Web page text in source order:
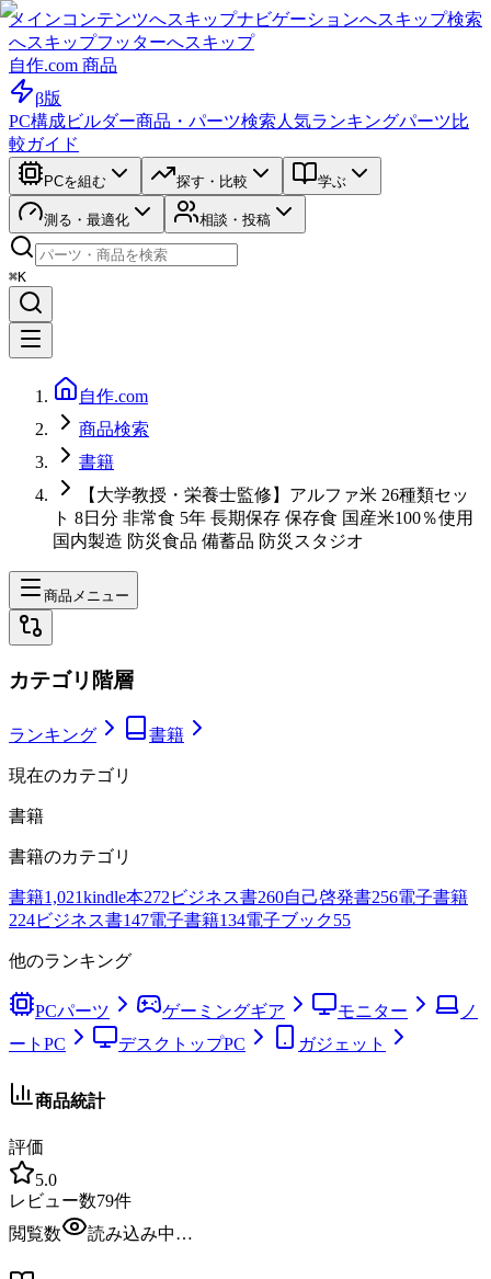
メインコンテンツへスキップナビゲーションへスキップ検索
へスキップフッターへスキップ
自作.com 商品
β版
PC構成ビルダー商品・パーツ検索 人気ランキングパーツ比
較ガイド
PCを組む 探す・比較 学ぶ
測る・最適化 相談・投稿
⌘K
自作.com
商品検索
書籍
【大学教授・栄養士監修】アルファ米 26種類セッ
ト 8日分 非常食 5年 長期保存 保存食 国産米100％使用
国内製造 防災食品 備蓄品 防災スタジオ
商品メニュー
カテゴリ階層
ランキング 書籍
現在のカテゴリ
書籍
書籍のカテゴリ
書籍1,021kindle本272ビジネス書260自己啓発書256電子書籍
224ビジネス書147電子書籍134電子ブック55
他のランキング
PCパーツ ゲーミングギア モニター
ノ
ートPC
デスクトップPC ガジェット
商品統計
評価
5.0
レビュー数79件
閲覧数
読み込み中…